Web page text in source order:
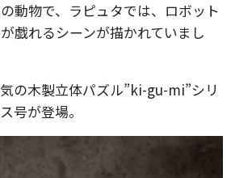
動物で、ラピュタでは、ロボット
戯れるシーンが描かれていまし
の木製立体パズル”ki-gu-mi”シリ
号が登場。